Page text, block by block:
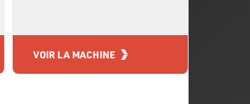
VOIR LA MACHINE